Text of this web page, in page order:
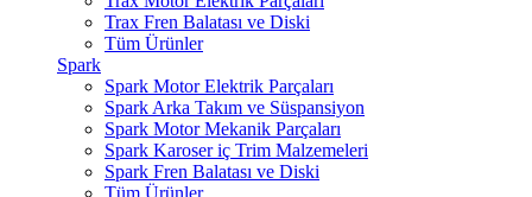
Trax Fren Balatası ve Diski
Tüm Ürünler
Spark
Spark Motor Elektrik Parçaları
Spark Arka Takım ve Süspansiyon
Spark Motor Mekanik Parçaları
Spark Karoser iç Trim Malzemeleri
Spark Fren Balatası ve Diski
Tüm Ürünler